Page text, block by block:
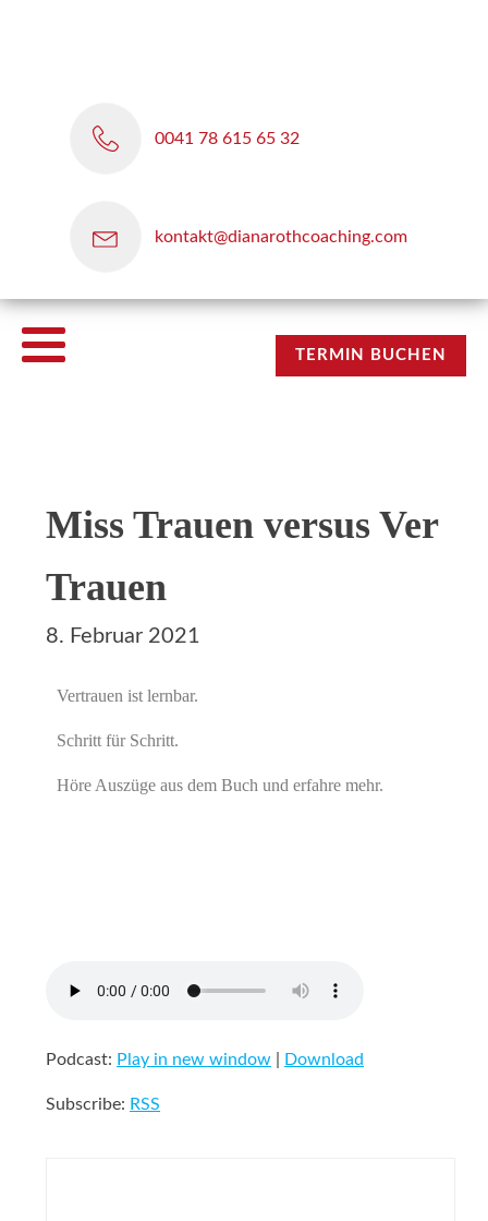
0041 78 615 65 32
kontakt@dianarothcoaching.com
TERMIN BUCHEN
Miss Trauen versus Ver
Trauen
8. Februar 2021
Vertrauen ist lernbar.
Schritt für Schritt.
Höre Auszüge aus dem Buch und erfahre mehr.
Podcast: Play in new window Download
Subscribe: RSS